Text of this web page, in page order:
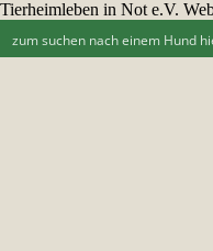
Tierheimleben in Not e.V.